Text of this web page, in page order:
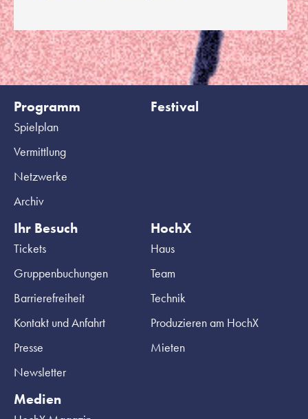
Programm
Spielplan
Vermittlung
Netzwerke
Archiv
Festival
Ihr Besuch
Tickets
Gruppenbuchungen
Barrierefreiheit
Kontakt und Anfahrt
Presse
Newsletter
HochX
Haus
Team
Technik
Produzieren am HochX
Mieten
Medien